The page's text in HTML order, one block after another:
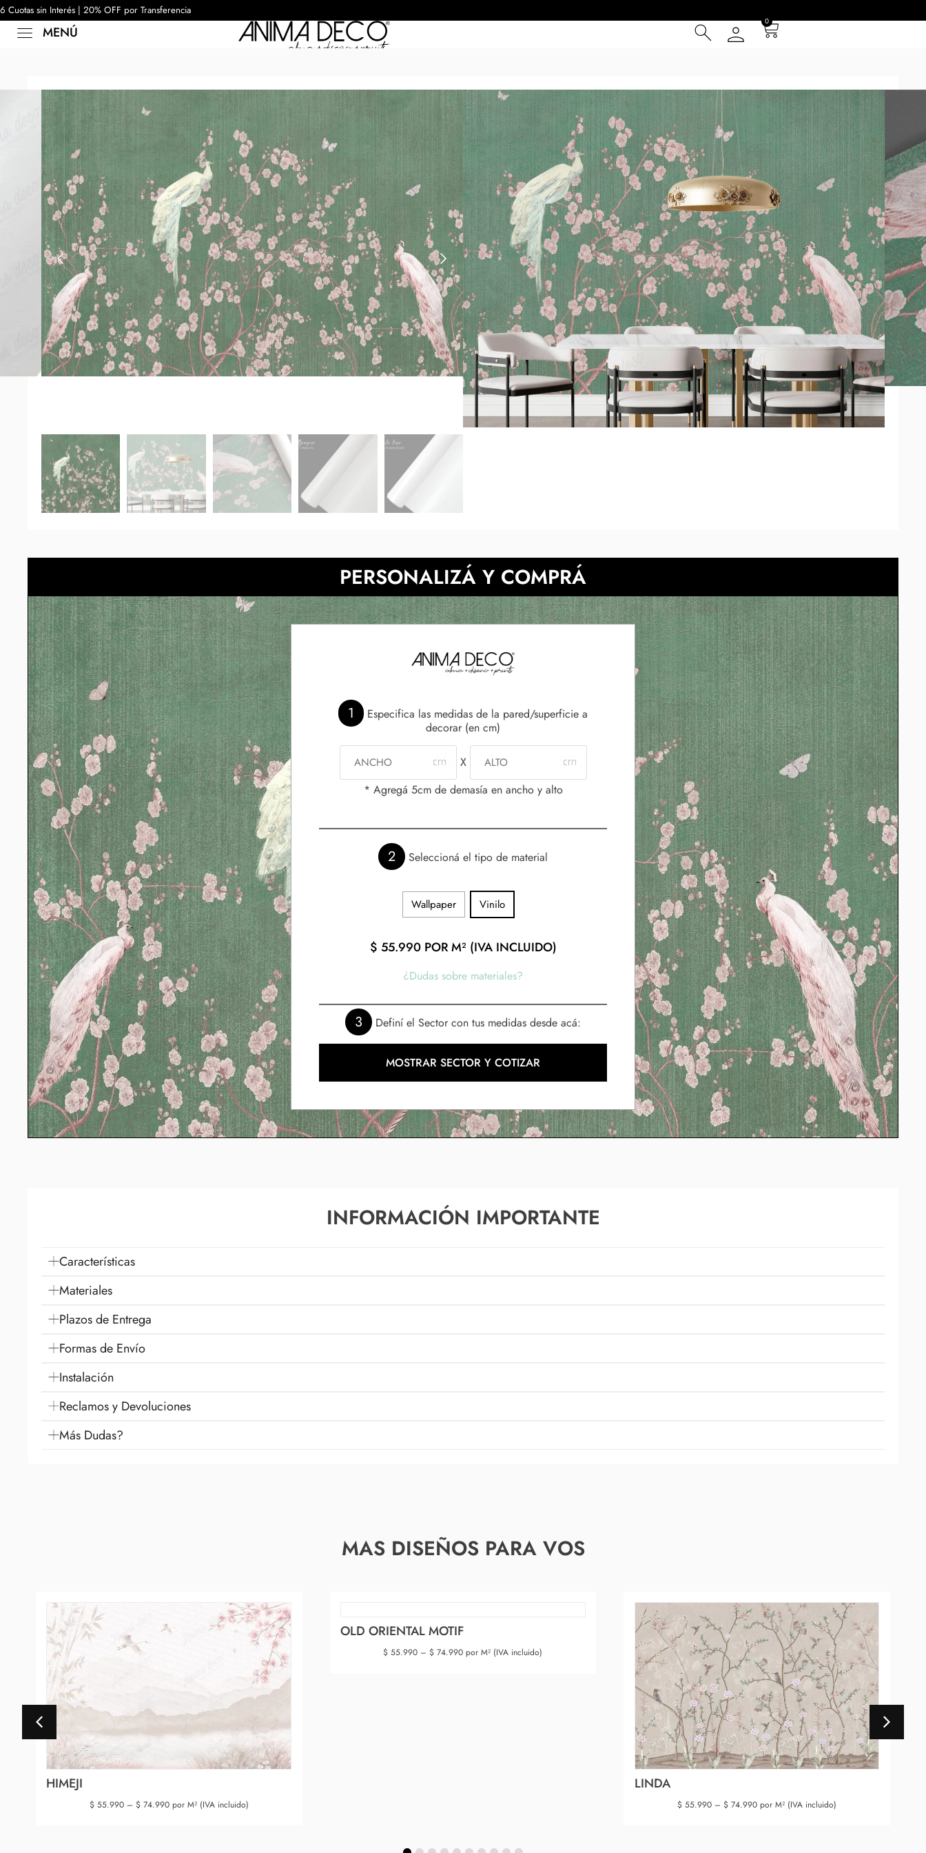
6 Cuotas sin Interés | 20% OFF por Transferencia
MENÚ
0
Inicio Murales NATURE / Pavos green
PAVOS GREEN
$ 55.990 – 74.990POR M² (IVA INCLUIDO)
6 Cuotas sin Interés con Tarjeta de Crédito
20% OFF por Transferencia
15 días hábiles Plazo de Entrega **
Incluye instrucciones de instalación
Presupuesta tu pared con el cotizador y obtené una muestra* a escala real según tus
dimensiones. IMPORTANTE:Si tu pared excede los 4.50m de ancho o 3m de alto no será
posible adaptar este diseño. *Los tonos de la muestra pueden diferir según la calibración
de cada pantalla. También podes probarlo en tu propio espacio con el simulador.
NECESITAS MÀS INFORMACIÓN?
PERSONALIZÁ Y COMPRÁ
1
Especifica las medidas de la pared/superficie a
decorar (en cm)
X
* Agregá 5cm de demasía en ancho y alto
2 Seleccioná el tipo de material
Wallpaper Vinilo
$ 55.990POR M² (IVA INCLUIDO)
¿Dudas sobre materiales?
3 Definí el Sector con tus medidas desde acá:
MOSTRAR SECTOR Y COTIZAR
INFORMACIÓN IMPORTANTE
Características
Materiales
Plazos de Entrega
Formas de Envío
Instalación
Reclamos y Devoluciones
Más Dudas?
MAS DISEÑOS PARA VOS
HIMEJI
$55.990 – $74.990por M² (IVA incluido)
OLD ORIENTAL MOTIF
$ 55.990 – $ 74.990 por M² (IVA incluido)
LINDA
$ 55.990 – $ 74.990 por M² (IVA incluido)